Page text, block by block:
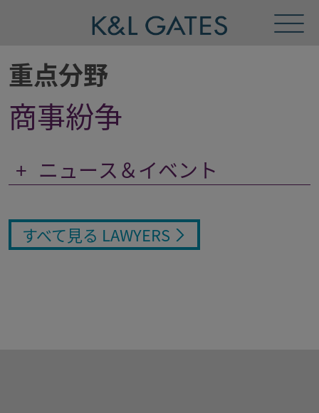
Menu
重点分野
商事紛争
すべて見る LAWYERS
+ ニュース＆イベント